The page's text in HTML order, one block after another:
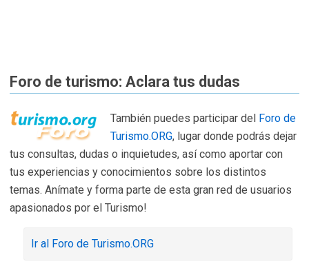
Foro de turismo: Aclara tus dudas
También puedes participar del Foro de
Turismo.ORG, lugar donde podrás dejar
tus consultas, dudas o inquietudes, así como aportar con
tus experiencias y conocimientos sobre los distintos
temas. Anímate y forma parte de esta gran red de usuarios
apasionados por el Turismo!
Ir al Foro de Turismo.ORG